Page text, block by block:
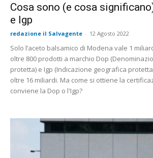
Cosa sono (e cosa
e Igp
redazione il Salvagente - 12 Agosto 2022
Solo l’aceto balsamico di Modena vale 1
oltre 800 prodotti a marchio Dop
protetta) e Igp (Indicazione geografica
oltre 16 miliardi. Ma come si ottiene la
conviene la Dop o l'Igp?